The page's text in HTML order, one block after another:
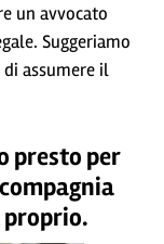
un avvocato
Suggeriamo
assumere il
presto per